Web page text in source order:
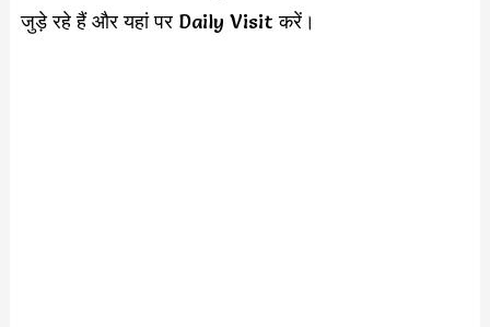
जुड़े रहे हैं और यहां पर Daily Visit करें।